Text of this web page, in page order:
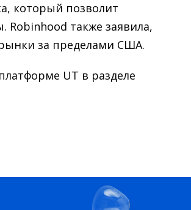
который позволит
также заявила,
за пределами США.
UT в разделе